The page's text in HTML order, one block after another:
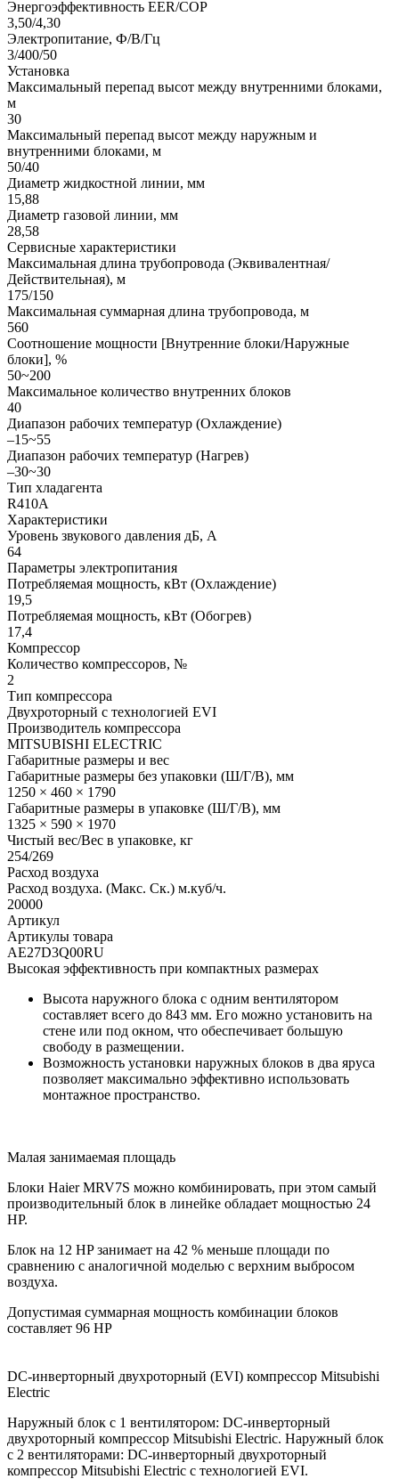
Энергоэффективность EER/COP
3,50/4,30
Электропитание, Ф/В/Гц
3/400/50
Установка
Максимальный перепад высот между внутренними блоками,
м
30
Максимальный перепад высот между наружным и
внутренними блоками, м
50/40
Диаметр жидкостной линии, мм
15,88
Диаметр газовой линии, мм
28,58
Сервисные характеристики
Максимальная длина трубопровода (Эквивалентная/
Действительная), м
175/150
Максимальная суммарная длина трубопровода, м
560
Соотношение мощности [Внутренние блоки/Наружные
блоки], %
50~200
Максимальное количество внутренних блоков
40
Диапазон рабочих температур (Охлаждение)
–15~55
Диапазон рабочих температур (Нагрев)
–30~30
Тип хладагента
R410A
Характеристики
Уровень звукового давления дБ, А
64
Параметры электропитания
Потребляемая мощность, кВт (Охлаждение)
19,5
Потребляемая мощность, кВт (Обогрев)
17,4
Компрессор
Количество компрессоров, №
2
Тип компрессора
Двухроторный с технологией EVI
Производитель компрессора
MITSUBISHI ELECTRIC
Габаритные размеры и вес
Габаритные размеры без упаковки (Ш/Г/В), мм
1250 × 460 × 1790
Габаритные размеры в упаковке (Ш/Г/В), мм
1325 × 590 × 1970
Чистый вес/Вес в упаковке, кг
254/269
Расход воздуха
Расход воздуха. (Макс. Ск.) м.куб/ч.
20000
Артикул
Артикулы товара
AE27D3Q00RU
Высокая эффективность при компактных размерах
Высота наружного блока с одним вентилятором
составляет всего до 843 мм. Его можно установить на
стене или под окном, что обеспечивает большую
свободу в размещении.
Возможность установки наружных блоков в два яруса
позволяет максимально эффективно использовать
монтажное пространство.
Малая занимаемая площадь
Блоки Haier MRV7S можно комбинировать, при этом самый
производительный блок в линейке обладает мощностью 24
HP.
Блок на 12 HP занимает на 42 % меньше площади по
сравнению с аналогичной моделью с верхним выбросом
воздуха.
Допустимая суммарная мощность комбинации блоков
составляет 96 HP
DC-инверторный двухроторный (EVI) компрессор Mitsubishi
Electric
Наружный блок с 1 вентилятором: DC-инверторный
двухроторный компрессор Mitsubishi Electric. Наружный блок
с 2 вентиляторами: DC-инверторный двухроторный
компрессор Mitsubishi Electric с технологией EVI.